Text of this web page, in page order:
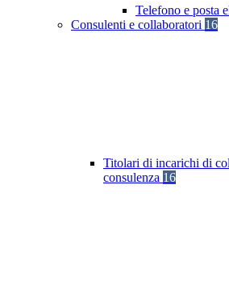
Telefono e posta
Consulenti e collaboratori 16
Titolari di incarichi di
consulenza 16